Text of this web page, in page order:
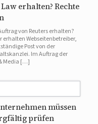
erhalten? Rechte
von Reuters erhalten?
erhalten Webseitenbetreiber,
Post von der
Im Auftrag der
Media […]
müssen
prüfen